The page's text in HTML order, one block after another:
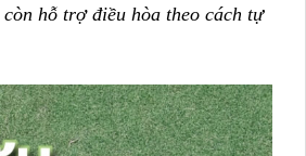
hỗ trợ điều hòa theo cách tự